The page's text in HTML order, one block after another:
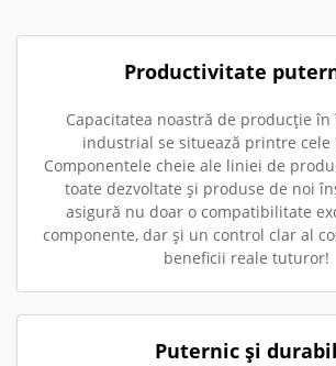
Productivitate
Capacitatea noastră de producție
industrial se situează printre cele
Componentele cheie ale liniei de
toate dezvoltate și produse de noi
asigură nu doar o compatibilitate
componente, dar și un control clar al
beneficii reale tuturor!
Puternic și durabil